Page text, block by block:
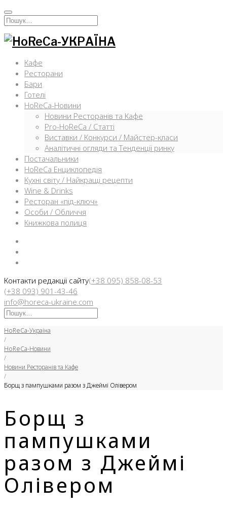
Перейти
кИскать:
Кафе
Ресторани
Бари
Готелі
HoReCa-Новини
Новини Ресторанів та Кафе
Pro-HoReCa / Статті
Виставки / Конкурси / Майстер-класи
Аналітичні огляди та Тенденції ринку
Постачальники
HoReCa Енциклопедія
Кухні світу / Найкращі рецепти
Wine & Drinks
Ресторан «під-ключ»
Особи / Обличчя
Книжкова полиця
Контакти редакції сайту(+38 095) 858-08-53
(+38 093) 901-43-46
info@horeca-ukraine.com
Искать:
HoReCa-Україна
/
HoReCa-Новини
/
Новини Ресторанів та Кафе
/
Борщ з пампушками разом з Джеймі Олівером
Борщ з
пампушками
разом з Джеймі
Олівером